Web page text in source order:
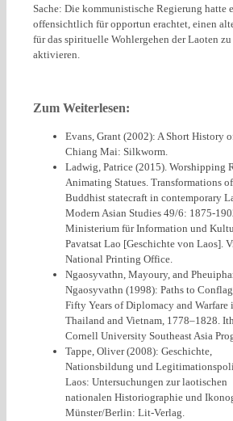
Sache: Die kommunistische Regierung hatte
offensichtlich für opportun erachtet, einen
für das spirituelle Wohlergehen der Laoten zu
aktivieren.
Zum Weiterlesen:
Evans, Grant (2002): A Short History
Chiang Mai: Silkworm.
Ladwig, Patrice (2015). Worshipping
Animating Statues. Transformations of
Buddhist statecraft in contemporary
Modern Asian Studies 49/6: 1875-
Ministerium für Information und
Pavatsat Lao [Geschichte von Laos].
National Printing Office.
Ngaosyvathn, Mayoury, and
Ngaosyvathn (1998): Paths to
Fifty Years of Diplomacy and Warfare
Thailand and Vietnam, 1778–1828.
Cornell University Southeast Asia
Tappe, Oliver (2008): Geschichte,
Nationsbildung und
Laos: Untersuchungen zur laotischen
nationalen Historiographie und
Münster/Berlin: Lit-Verlag.